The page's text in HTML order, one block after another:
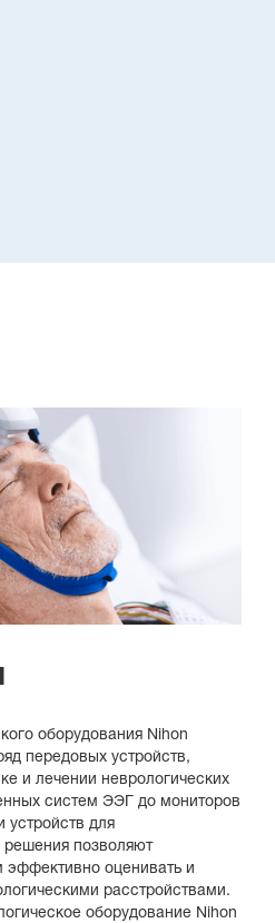
оборудования Nihon
передовых устройств,
и лечении неврологических
систем ЭЭГ до мониторов
устройств для
позволяют
эффективно оценивать и
расстройствами.
оборудование Nihon